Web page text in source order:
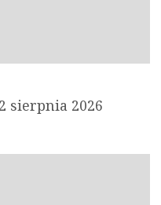
sierpnia 2026